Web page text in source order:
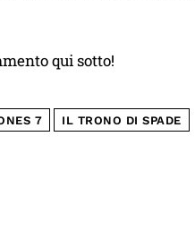
qui sotto!
7 IL TRONO DI SPADE